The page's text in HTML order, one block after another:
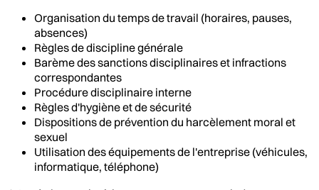
Organisation du temps de travail (horaires, pauses,
absences)
Règles de discipline générale
Barème des sanctions disciplinaires et infractions
correspondantes
Procédure disciplinaire interne
Règles d'hygiène et de sécurité
Dispositions de prévention du harcèlement moral et
sexuel
Utilisation des équipements de l'entreprise (véhicules,
informatique, téléphone)